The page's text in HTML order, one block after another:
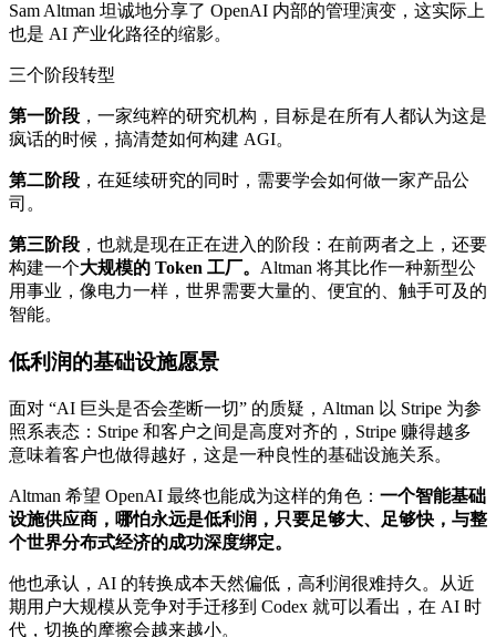
Sam Altman 坦诚地分享了 OpenAI 内部的管理演变，这实际上
也是 AI 产业化路径的缩影。
三个阶段转型
第一阶段 ，一家纯粹的研究机构，目标是在所有人都认为这是
疯话的时候，搞清楚如何构建 AGI。
第二阶段 ，在延续研究的同时，需要学会如何做一家产品公
司。
第三阶段 ，也就是现在正在进入的阶段：在前两者之上，还要
构建一个大规模的 Token 工厂。 Altman 将其比作一种新型公
用事业，像电力一样，世界需要大量的、便宜的、触手可及的
智能。
低利润的基础设施愿景
面对 “AI 巨头是否会垄断一切” 的质疑，Altman 以 Stripe 为参
照系表态：Stripe 和客户之间是高度对齐的，Stripe 赚得越多
意味着客户也做得越好，这是一种良性的基础设施关系。
Altman 希望 OpenAI 最终也能成为这样的角色： 一个智能基础
设施供应商，哪怕永远是低利润，只要足够大、足够快，与整
个世界分布式经济的成功深度绑定。
他也承认，AI 的转换成本天然偏低，高利润很难持久。从近
期用户大规模从竞争对手迁移到 Codex 就可以看出，在 AI 时
代，切换的摩擦会越来越小。